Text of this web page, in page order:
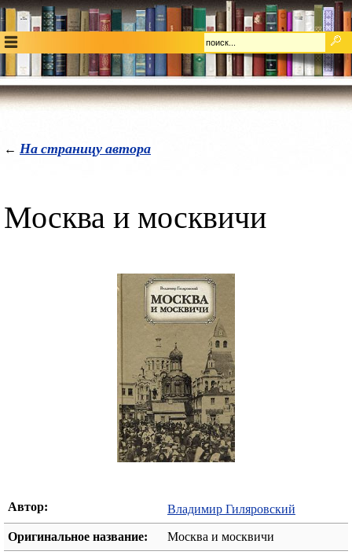
← На страницу автора
Москва и москвичи
Автор: Владимир Гиляровский
Оригинальное название: Москва и москвичи